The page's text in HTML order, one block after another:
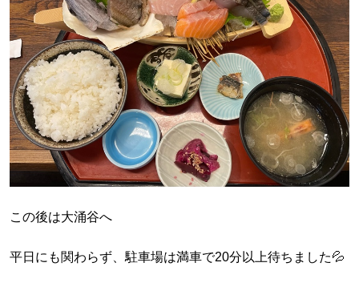
この後は大涌谷へ
平日にも関わらず、駐車場は満車で20分以上待ちました💦